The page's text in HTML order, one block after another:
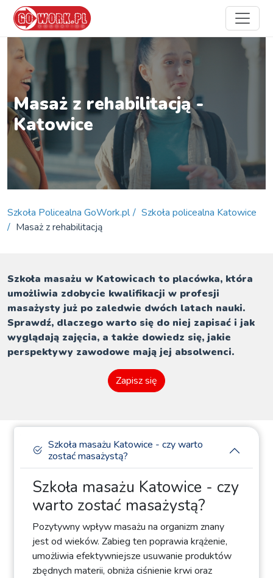
Masaż z rehabilitacją -
Katowice
Szkoła Policealna GoWork.pl
Szkoła policealna Katowice
Masaż z rehabilitacją
Szkoła masażu w Katowicach to placówka, która
umożliwia zdobycie kwalifikacji w profesji
masażysty już po zaledwie dwóch latach nauki.
Sprawdź, dlaczego warto się do niej zapisać i jak
wyglądają zajęcia, a także dowiedz się, jakie
perspektywy zawodowe mają jej absolwenci.
Zapisz się
Szkoła masażu Katowice - czy warto
zostać masażystą?
Szkoła masażu Katowice - czy
warto zostać masażystą?
Pozytywny wpływ masażu na organizm znany
jest od wieków. Zabieg ten poprawia krążenie,
umożliwia efektywniejsze usuwanie produktów
zbędnych materii, obniża ciśnienie krwi oraz